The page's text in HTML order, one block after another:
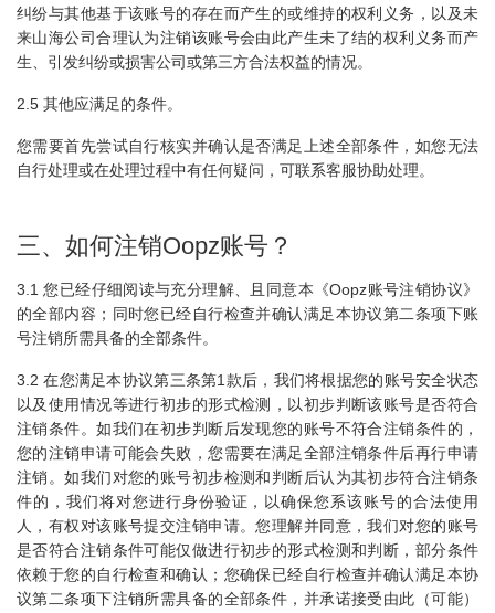
纠纷与其他基于该账号的存在而产生的或维持的权利义务，以及未
来山海公司合理认为注销该账号会由此产生未了结的权利义务而产
生、引发纠纷或损害公司或第三方合法权益的情况。
2.5 其他应满足的条件。
您需要首先尝试自行核实并确认是否满足上述全部条件，如您无法
自行处理或在处理过程中有任何疑问，可联系客服协助处理。
三、如何注销Oopz账号？
3.1 您已经仔细阅读与充分理解、且同意本《Oopz账号注销协议》
的全部内容；同时您已经自行检查并确认满足本协议第二条项下账
号注销所需具备的全部条件。
3.2 在您满足本协议第三条第1款后，我们将根据您的账号安全状态
以及使用情况等进行初步的形式检测，以初步判断该账号是否符合
注销条件。如我们在初步判断后发现您的账号不符合注销条件的，
您的注销申请可能会失败，您需要在满足全部注销条件后再行申请
注销。如我们对您的账号初步检测和判断后认为其初步符合注销条
件的，我们将对您进行身份验证，以确保您系该账号的合法使用
人，有权对该账号提交注销申请。您理解并同意，我们对您的账号
是否符合注销条件可能仅做进行初步的形式检测和判断，部分条件
依赖于您的自行检查和确认；您确保已经自行检查并确认满足本协
议第二条项下注销所需具备的全部条件，并承诺接受由此（可能）